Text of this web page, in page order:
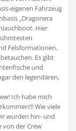
eigenen Fahrzeug
„Dragonera
Hier
Felsformationen,
Es gibt
und
den legendären,
Ich habe mich
Wie viele
wurden hin- und
von der Crew